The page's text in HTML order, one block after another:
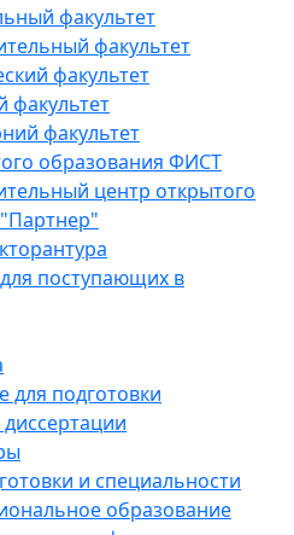
факультет
факультет
факультет
факультет
факультет
образования ФИСТ
центр открытого
поступающих в
для подготовки
и специальности
образование